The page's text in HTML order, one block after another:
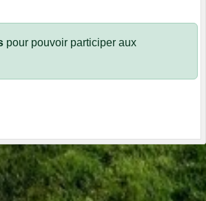
pour pouvoir participer aux